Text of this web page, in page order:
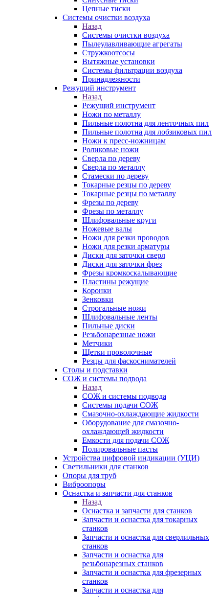
Цепные тиски
Системы очистки воздуха
Назад
Системы очистки воздуха
Пылеулавливающие агрегаты
Стружкоотсосы
Вытяжные установки
Системы фильтрации воздуха
Принадлежности
Режущий инструмент
Назад
Режущий инструмент
Ножи по металлу
Пильные полотна для ленточных пил
Пильные полотна для лобзиковых пил
Ножи к пресс-ножницам
Роликовые ножи
Сверла по дереву
Сверла по металлу
Стамески по дереву
Токарные резцы по дереву
Токарные резцы по металлу
Фрезы по дереву
Фрезы по металлу
Шлифовальные круги
Ножевые валы
Ножи для резки проводов
Ножи для резки арматуры
Диски для заточки сверл
Диски для заточки фрез
Фрезы кромкоскалывающие
Пластины режущие
Коронки
Зенковки
Строгальные ножи
Шлифовальные ленты
Пильные диски
Резьбонарезные ножи
Метчики
Щетки проволочные
Резцы для фаскоснимателей
Столы и подставки
СОЖ и системы подвода
Назад
СОЖ и системы подвода
Системы подачи СОЖ
Смазочно-охлаждающие жидкости
Оборудование для смазочно-
охлаждающей жидкости
Емкости для подачи СОЖ
Полировальные пасты
Устройства цифровой индикации (УЦИ)
Светильники для станков
Опоры для труб
Виброопоры
Оснастка и запчасти для станков
Назад
Оснастка и запчасти для станков
Запчасти и оснастка для токарных
станков
Запчасти и оснастка для сверлильных
станков
Запчасти и оснастка для
резьбонарезных станков
Запчасти и оснастка для фрезерных
станков
Запчасти и оснастка для